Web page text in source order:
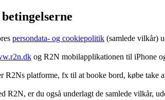
persondata- og cookiepolitik (samlede vilkår)
og R2N mobilapplikationen til iPhone
R2Ns platforme, fx til at booke bord, købe take
R2N, er du også underlagt de samlede vilkår,